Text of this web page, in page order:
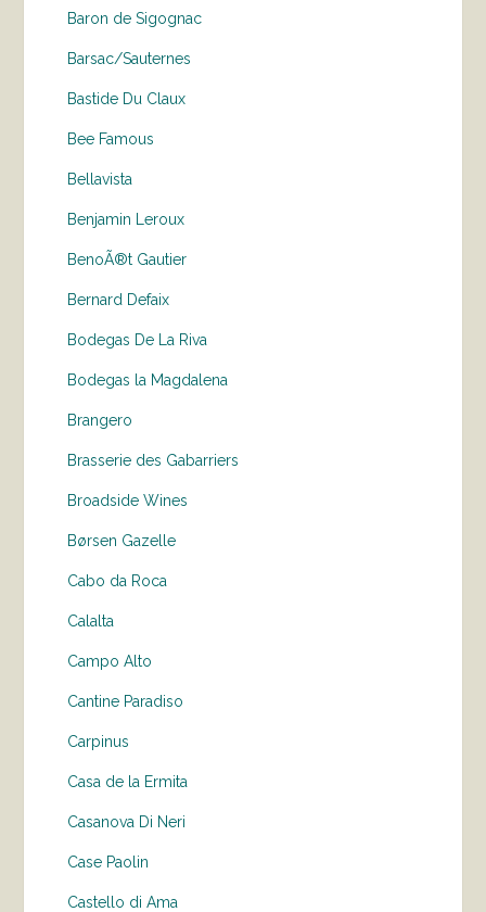
Baron de Sigognac
Barsac/Sauternes
Bastide Du Claux
Bee Famous
Bellavista
Benjamin Leroux
BenoÃ®t Gautier
Bernard Defaix
Bodegas De La Riva
Bodegas la Magdalena
Brangero
Brasserie des Gabarriers
Broadside Wines
Børsen Gazelle
Cabo da Roca
Calalta
Campo Alto
Cantine Paradiso
Carpinus
Casa de la Ermita
Casanova Di Neri
Case Paolin
Castello di Ama